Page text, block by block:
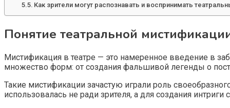
Как зрители могут распознавать и воспринимать
Понятие театральной
Мистификация в театре — это намеренное введение в
множество форм: от создания фальшивой легенды о
Такие мистификации зачастую играли роль
использовалась не ради зрителя, а для создания